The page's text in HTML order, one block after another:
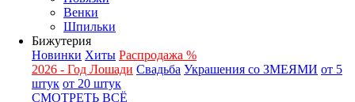
Венки
Шпильки
Бижутерия
Новинки Хиты Распродажа %
2026 - Год Лошади Свадьба Украшения со ЗМЕЯМИ от 5
штук от 20 штук
СМОТРЕТЬ ВСЁ